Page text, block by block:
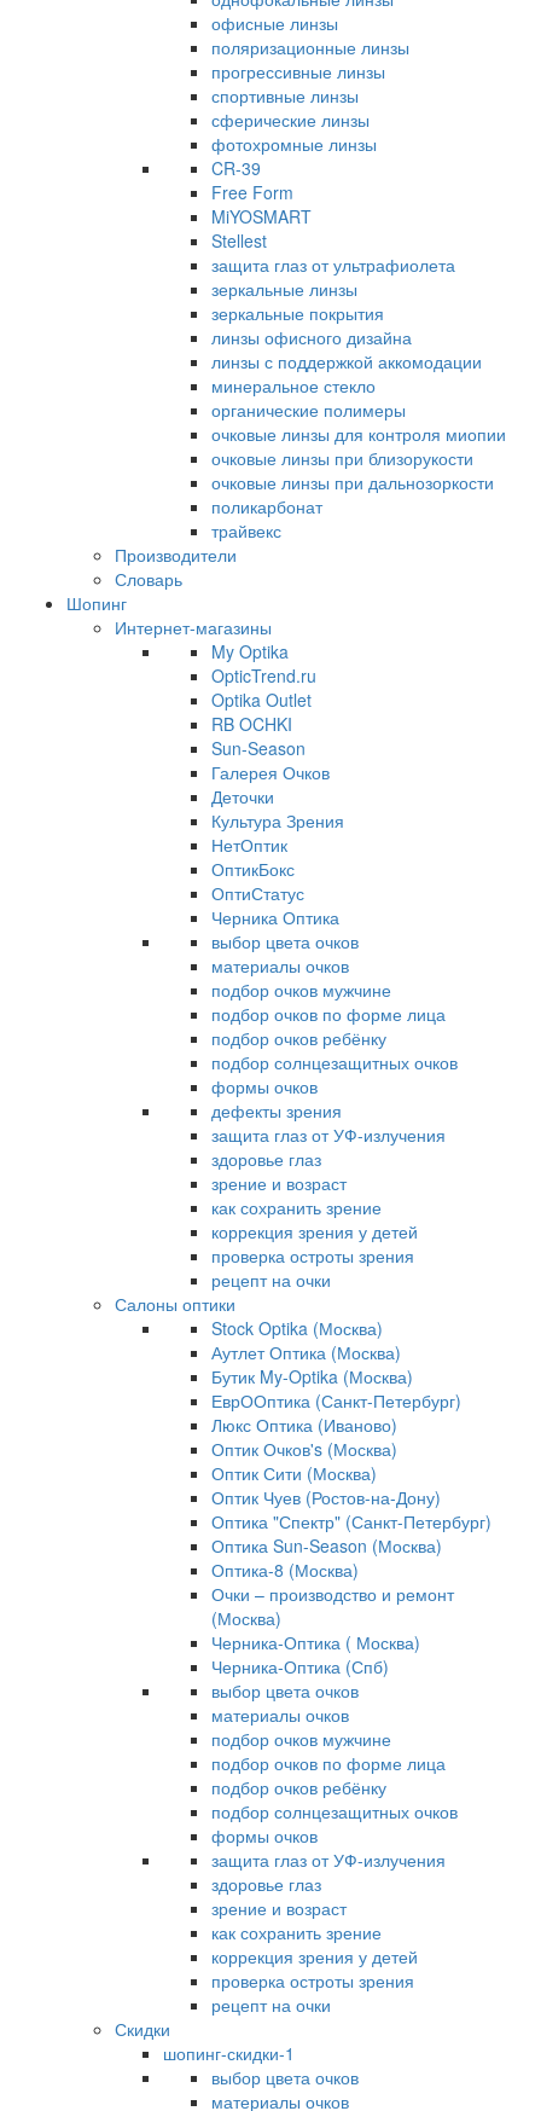
офисные линзы
поляризационные линзы
прогрессивные линзы
спортивные линзы
сферические линзы
фотохромные линзы
CR-39
Free Form
MiYOSMART
Stellest
защита глаз от ультрафиолета
зеркальные линзы
зеркальные покрытия
линзы офисного дизайна
линзы с поддержкой аккомодации
минеральное стекло
органические полимеры
очковые линзы для контроля миопии
очковые линзы при близорукости
очковые линзы при дальнозоркости
поликарбонат
трайвекс
Производители
Словарь
Шопинг
Интернет-магазины
My Optika
OpticTrend.ru
Optika Outlet
RB OCHKI
Sun-Season
Галерея Очков
Деточки
Культура Зрения
НетОптик
ОптикБокс
ОптиСтатус
Черника Оптика
выбор цвета очков
материалы очков
подбор очков мужчине
подбор очков по форме лица
подбор очков ребёнку
подбор солнцезащитных очков
формы очков
дефекты зрения
защита глаз от УФ-излучения
здоровье глаз
зрение и возраст
как сохранить зрение
коррекция зрения у детей
проверка остроты зрения
рецепт на очки
Салоны оптики
Stock Optika (Москва)
Аутлет Оптика (Москва)
Бутик My-Optika (Москва)
ЕврООптика (Санкт-Петербург)
Люкс Оптика (Иваново)
Оптик Очков's (Москва)
Оптик Сити (Москва)
Оптик Чуев (Ростов-на-Дону)
Оптика "Спектр" (Санкт-Петербург)
Оптика Sun-Season (Москва)
Оптика-8 (Москва)
Очки – производство и ремонт
(Москва)
Черника-Оптика ( Москва)
Черника-Оптика (Спб)
выбор цвета очков
материалы очков
подбор очков мужчине
подбор очков по форме лица
подбор очков ребёнку
подбор солнцезащитных очков
формы очков
защита глаз от УФ-излучения
здоровье глаз
зрение и возраст
как сохранить зрение
коррекция зрения у детей
проверка остроты зрения
рецепт на очки
Скидки
шопинг-скидки-1
выбор цвета очков
материалы очков